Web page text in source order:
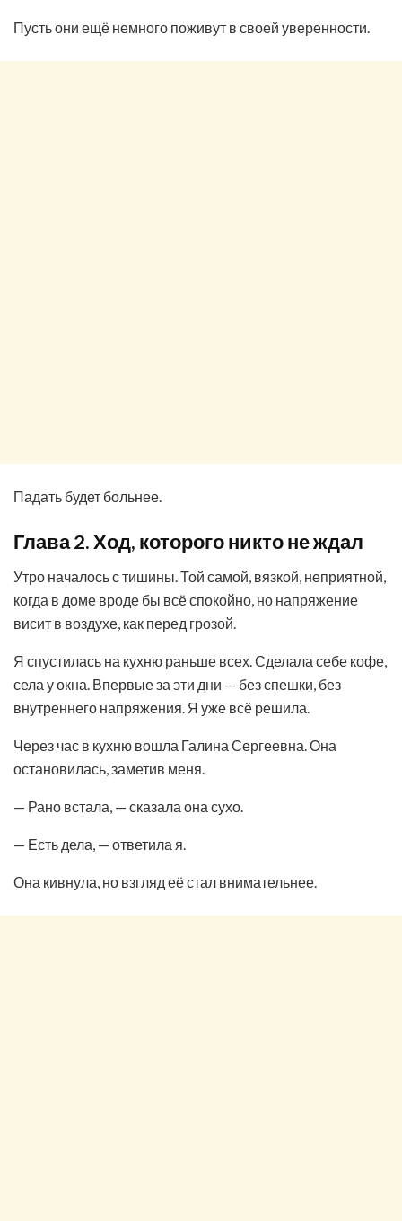
Пусть они ещё немного поживут в своей уверенности.
Падать будет больнее.
Глава 2. Ход, которого никто не ждал
Утро началось с тишины. Той самой, вязкой, неприятной,
когда в доме вроде бы всё спокойно, но напряжение
висит в воздухе, как перед грозой.
Я спустилась на кухню раньше всех. Сделала себе кофе,
села у окна. Впервые за эти дни — без спешки, без
внутреннего напряжения. Я уже всё решила.
Через час в кухню вошла Галина Сергеевна. Она
остановилась, заметив меня.
— Рано встала, — сказала она сухо.
— Есть дела, — ответила я.
Она кивнула, но взгляд её стал внимательнее.